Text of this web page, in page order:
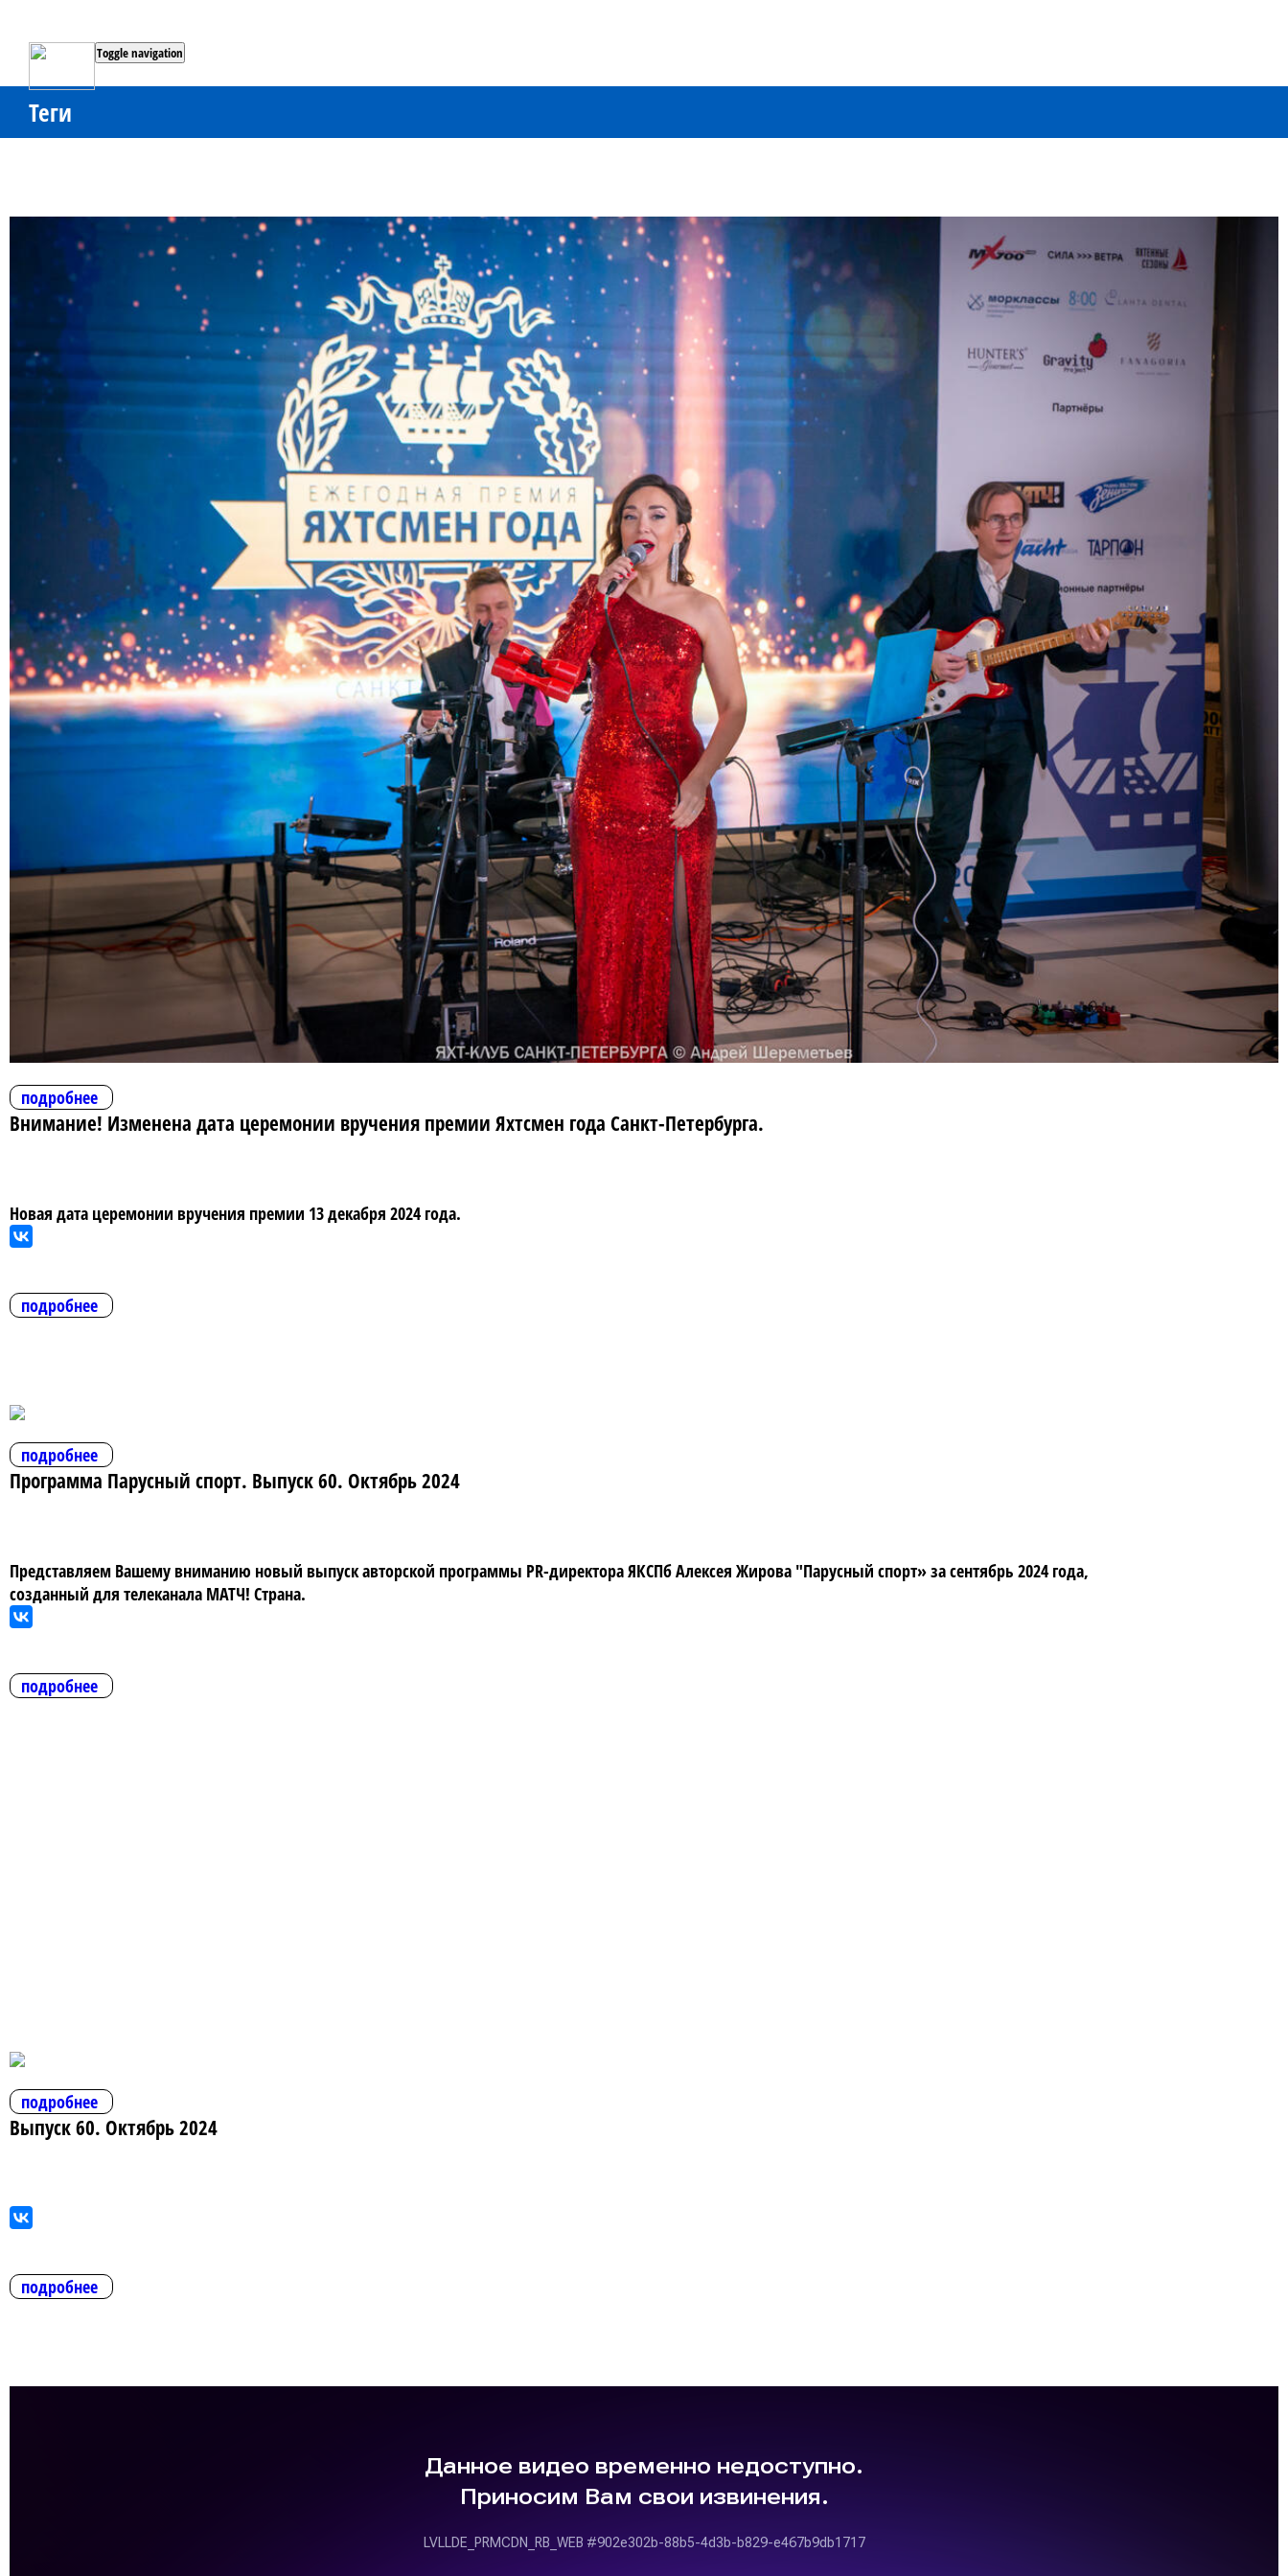
Toggle navigation
Теги
подробнее
Внимание! Изменена дата церемонии вручения премии Яхтсмен года Санкт-Петербурга.
Новая дата церемонии вручения премии 13 декабря 2024 года.
подробнее
подробнее
Программа Парусный спорт. Выпуск 60. Октябрь 2024
Представляем Вашему вниманию новый выпуск авторской программы PR-директора ЯКСПб Алексея Жирова "Парусный спорт» за сентябрь 2024 года,
созданный для телеканала МАТЧ! Страна.
подробнее
подробнее
Выпуск 60. Октябрь 2024
подробнее